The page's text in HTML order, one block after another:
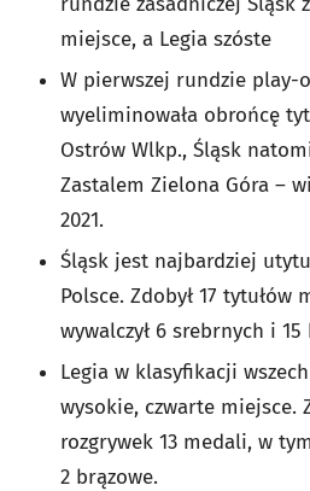
miejsce, a Legia szóste
W pierwszej rundzie play-
wyeliminowała obrońcę
Ostrów Wlkp., Śląsk
Zastalem Zielona Góra –
2021.
Śląsk jest najbardziej
Polsce. Zdobył 17 tytułów
wywalczył 6 srebrnych i
Legia w klasyfikacji
wysokie, czwarte miejsce.
rozgrywek 13 medali, w
2 brązowe.